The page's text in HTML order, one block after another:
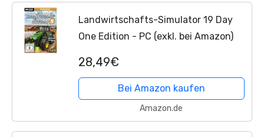
Landwirtschafts-Simulator 19 Day
One Edition - PC (exkl. bei Amazon)
28,49€
Bei Amazon kaufen
Amazon.de